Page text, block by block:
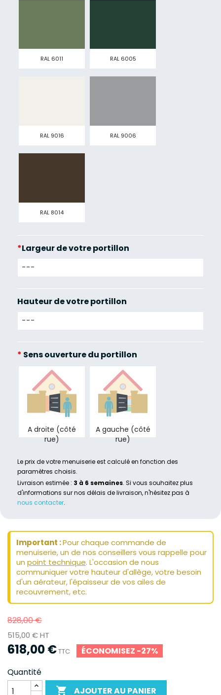
RAL 6011 RAL 6005
RAL 9016 RAL 9006
RAL 8014
*Largeur de votre portillon
Hauteur de votre portillon
* Sens ouverture du portillon
A droite (côté
rue)
A gauche (côté
rue)
Le prix de votre menuiserie est calculé en fonction des
paramètres choisis.
Livraison estimée : 3 à 6 semaines. Si vous souhaitez plus
d'informations sur nos délais de livraison, n'hésitez pas à
nous contacter.
Important :Pour chaque commande de
menuiserie, un de nos conseillers vous rappelle pour
un point technique. L'occasion de nous
communiquer votre hauteur d'allège, votre besoin
d'un aérateur, l'épaisseur de vos ailes de
recouvrement, etc.
828,00 €
515,00 € HT
618,00 €TTC
ÉCONOMISEZ -27%
Quantité
 AJOUTER AU PANIER